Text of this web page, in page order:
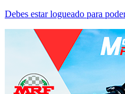
Debes estar logueado para